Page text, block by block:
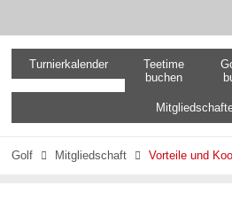
Turnierkalender
Teetime
buchen
Golf  Mitgliedschaft  Vorteile und